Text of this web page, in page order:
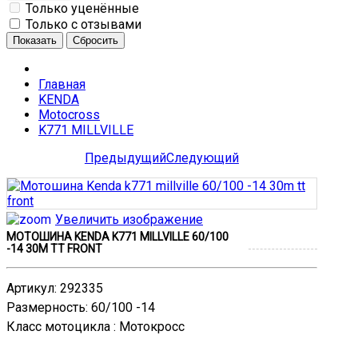
Только уценённые
Только с отзывами
Показать Сбросить
Главная
KENDA
Motocross
K771 MILLVILLE
ПредыдущийСледующий
Увеличить изображение
МОТОШИНА KENDA K771 MILLVILLE 60/100
-14 30M TT FRONT
Артикул: 292335
Размерность: 60/100 -14
Класс мотоцикла : Мотокросс